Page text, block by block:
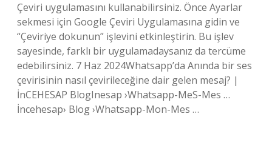
Çeviri uygulamasını kullanabilirsiniz. Önce Ayarlar
sekmesi için Google Çeviri Uygulamasına gidin ve
“Çeviriye dokunun” işlevini etkinleştirin. Bu işlev
sayesinde, farklı bir uygulamadaysanız da tercüme
edebilirsiniz. 7 Haz 2024Whatsapp’da Anında bir ses
çevirisinin nasıl çevirileceğine dair gelen mesaj? |
İnCEHESAP BlogInesap ›Whatsapp-MeS-Mes …
İncehesap› Blog ›Whatsapp-Mon-Mes …